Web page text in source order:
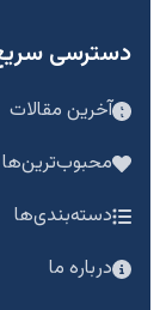
دسترسی
آخرین مقالات
محبوب‌ترین‌ها
دسته‌بندی‌ها
درباره ما